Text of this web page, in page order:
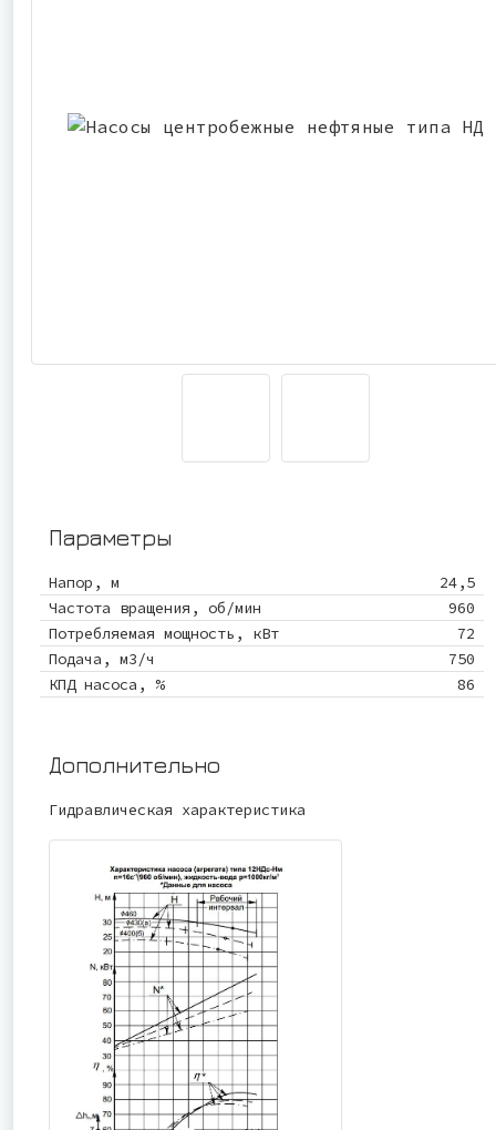
Параметры
Напор, м
24,5
Частота вращения, об/мин
960
Потребляемая мощность, кВт
72
Подача, м3/ч
750
КПД насоса, %
86
Дополнительно
Гидравлическая характеристика